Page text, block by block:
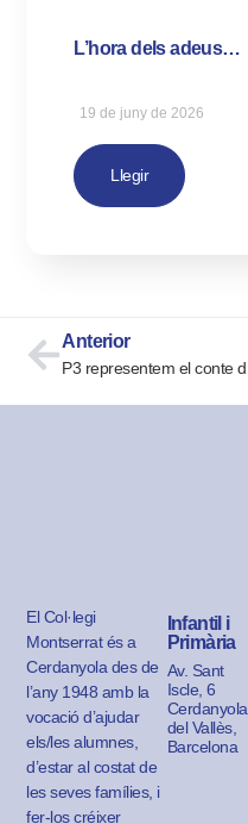
L’hora dels adeus…
19 de juny de 2026
Llegir
Anterior
El Col·legi
Montserrat és a
Cerdanyola des de
l’any 1948 amb la
vocació d’ajudar
els/les alumnes,
d’estar al costat de
les seves famílies, i
fer-los créixer
Infantil i
Primària
Av. Sant
Iscle, 6
Cerdanyola
del Vallès,
Barcelona